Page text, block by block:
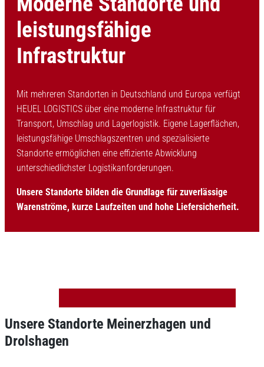
leistungsfähige
Infrastruktur
Mit mehreren Standorten in Deutschland und Europa verfügt
HEUEL LOGISTICS über eine moderne Infrastruktur für
Transport, Umschlag und Lagerlogistik. Eigene Lagerflächen,
leistungsfähige Umschlagszentren und spezialisierte
Standorte ermöglichen eine effiziente Abwicklung
unterschiedlichster Logistikanforderungen.
Unsere Standorte bilden die Grundlage für zuverlässige
Warenströme, kurze Laufzeiten und hohe Liefersicherheit.
Unsere Standorte Meinerzhagen und
Drolshagen